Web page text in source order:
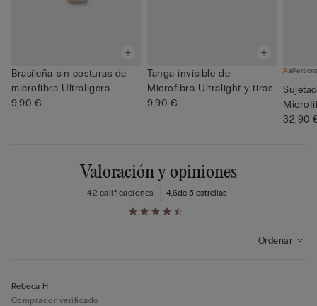
Brasileña sin costuras de
microfibra Ultraligera
9,90 €
Tanga invisible de
Microfibra Ultralight y tiras
t...
9,90 €
32,90
Valoración y opiniones
4,6de 5 estrellas
42 calificaciones
Ordenar
Rebeca H
Comprador verificado